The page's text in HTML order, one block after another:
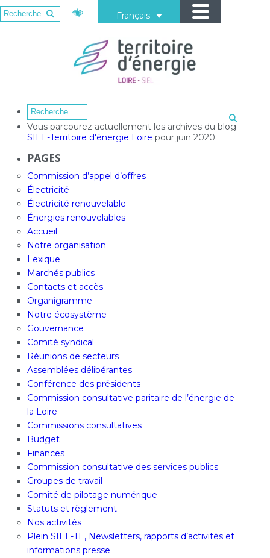
Français
Vous parcourez actuellement les archives du blog
SIEL-Territoire d'énergie Loire pour juin 2020.
PAGES
Commission d’appel d’offres
Électricité
Électricité renouvelable
Énergies renouvelables
Accueil
Notre organisation
Lexique
Marchés publics
Contacts et accès
Organigramme
Notre écosystème
Gouvernance
Comité syndical
Réunions de secteurs
Assemblées délibérantes
Conférence des présidents
Commission consultative paritaire de l’énergie de
la Loire
Commissions consultatives
Budget
Finances
Commission consultative des services publics
Groupes de travail
Comité de pilotage numérique
Statuts et règlement
Nos activités
Plein SIEL-TE, Newsletters, rapports d’activités et
informations presse